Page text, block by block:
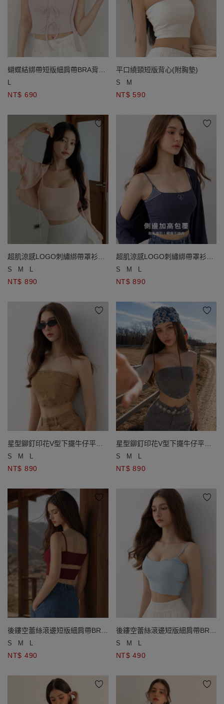
蝴蝶結綁帶短版細肩帶BRA背心
(附領巾)
L
NT$ 690
平口繞頸短版背心(附胸墊)
S M
NT$ 590
超肌涼感LOGO刺繡綁帶罩衫細
肩帶背心套裝(附胸墊)
S M L
NT$ 890
超肌涼感LOGO刺繡綁帶罩衫細
肩帶背心套裝(附胸墊)
S M L
NT$ 890
星型鉚釘印花V型下擺牛仔平口
背心(附胸墊)
S M L
NT$ 890
星型鉚釘印花V型下擺牛仔平口
背心(附胸墊)
S M L
NT$ 890
後鏤空蕾絲滾邊短版細肩帶BRA
背心
S M L
NT$ 490
後鏤空蕾絲滾邊短版細肩帶BRA
背心
S M L
NT$ 490